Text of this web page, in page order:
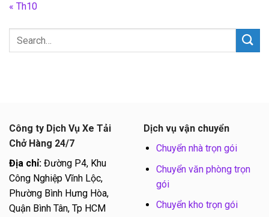
« Th10
Công ty Dịch Vụ Xe Tải
Chở Hàng 24/7
Địa chỉ: Đường P4, Khu
Công Nghiệp Vĩnh Lộc,
Phường Bình Hưng Hòa,
Quận Bình Tân, Tp HCM
Dịch vụ vận chuyển
Chuyển nhà trọn gói
Chuyển văn phòng trọn
gói
Chuyển kho trọn gói